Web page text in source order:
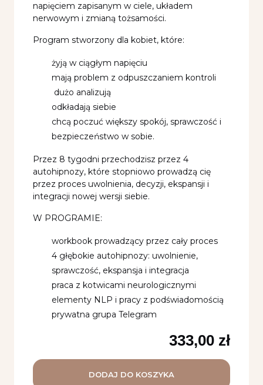
napięciem zapisanym w ciele, układem
nerwowym i zmianą tożsamości.
Program stworzony dla kobiet, które:
żyją w ciągłym napięciu
mają problem z odpuszczaniem kontroli
dużo analizują
odkładają siebie
chcą poczuć większy spokój, sprawczość i
bezpieczeństwo w sobie.
Przez 8 tygodni przechodzisz przez 4
autohipnozy, które stopniowo prowadzą cię
przez proces uwolnienia, decyzji, ekspansji i
integracji nowej wersji siebie.
W PROGRAMIE:
workbook prowadzący przez cały proces
4 głębokie autohipnozy: uwolnienie,
sprawczość, ekspansja i integracja
praca z kotwicami neurologicznymi
elementy NLP i pracy z podświadomością
prywatna grupa Telegram
333,00 zł
DODAJ DO KOSZYKA